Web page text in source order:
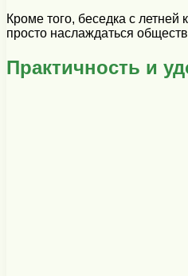
Кроме того, беседка с
просто наслаждаться
Практичность и